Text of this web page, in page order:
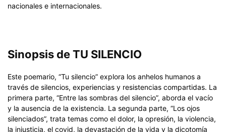
nacionales e internacionales.
Sinopsis de TU SILENCIO
Este poemario, “Tu silencio” explora los anhelos humanos a
través de silencios, experiencias y resistencias compartidas. La
primera parte, “Entre las sombras del silencio”, aborda el vacío
y la ausencia de la existencia. La segunda parte, “Los ojos
silenciados”, trata temas como el dolor, la opresión, la violencia,
la injusticia, el covid, la devastación de la vida y la dicotomía